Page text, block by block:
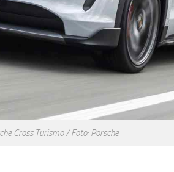
Cross Turismo / Foto: Porsche